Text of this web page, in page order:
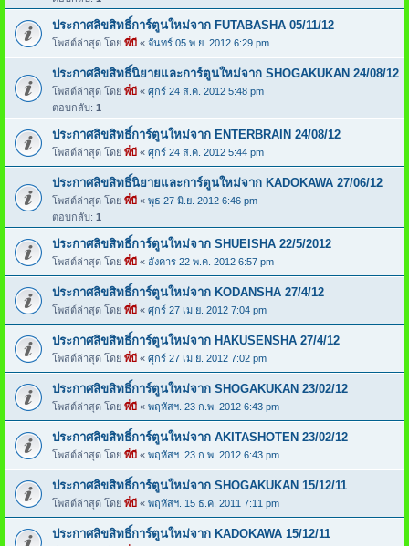
ประกาศลิขสิทธิ์การ์ตูนใหม่จาก FUTABASHA 05/11/12
โพสต์ล่าสุด โดย พี่บี « จันทร์ 05 พ.ย. 2012 6:29 pm
ประกาศลิขสิทธิ์นิยายและการ์ตูนใหม่จาก SHOGAKUKAN 24/08/12
โพสต์ล่าสุด โดย พี่บี « ศุกร์ 24 ส.ค. 2012 5:48 pm
ตอบกลับ: 1
ประกาศลิขสิทธิ์การ์ตูนใหม่จาก ENTERBRAIN 24/08/12
โพสต์ล่าสุด โดย พี่บี « ศุกร์ 24 ส.ค. 2012 5:44 pm
ประกาศลิขสิทธิ์นิยายและการ์ตูนใหม่จาก KADOKAWA 27/06/12
โพสต์ล่าสุด โดย พี่บี « พุธ 27 มิ.ย. 2012 6:46 pm
ตอบกลับ: 1
ประกาศลิขสิทธิ์การ์ตูนใหม่จาก SHUEISHA 22/5/2012
โพสต์ล่าสุด โดย พี่บี « อังคาร 22 พ.ค. 2012 6:57 pm
ประกาศลิขสิทธิ์การ์ตูนใหม่จาก KODANSHA 27/4/12
โพสต์ล่าสุด โดย พี่บี « ศุกร์ 27 เม.ย. 2012 7:04 pm
ประกาศลิขสิทธิ์การ์ตูนใหม่จาก HAKUSENSHA 27/4/12
โพสต์ล่าสุด โดย พี่บี « ศุกร์ 27 เม.ย. 2012 7:02 pm
ประกาศลิขสิทธิ์การ์ตูนใหม่จาก SHOGAKUKAN 23/02/12
โพสต์ล่าสุด โดย พี่บี « พฤหัสฯ. 23 ก.พ. 2012 6:43 pm
ประกาศลิขสิทธิ์การ์ตูนใหม่จาก AKITASHOTEN 23/02/12
โพสต์ล่าสุด โดย พี่บี « พฤหัสฯ. 23 ก.พ. 2012 6:43 pm
ประกาศลิขสิทธิ์การ์ตูนใหม่จาก SHOGAKUKAN 15/12/11
โพสต์ล่าสุด โดย พี่บี « พฤหัสฯ. 15 ธ.ค. 2011 7:11 pm
ประกาศลิขสิทธิ์การ์ตูนใหม่จาก KADOKAWA 15/12/11